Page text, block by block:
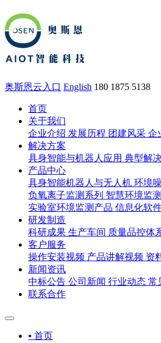
奥斯恩云入口 English 180 1875 5138
首页
关于我们
企业介绍 发展历程 团建风采 企
解决方案
具身智能与机器人应用 典型解
产品中心
具身智能机器人与无人机 环境
负氧离子监测系列 智慧环境监
实验室环境监测产品 信息化软
研发制造
科研成果 生产车间 质量品控体
客户服务
操作安装视频 产品讲解视频 资
新闻资讯
中标公告 公司新闻 行业动态 常
联系合作
▪ 首页